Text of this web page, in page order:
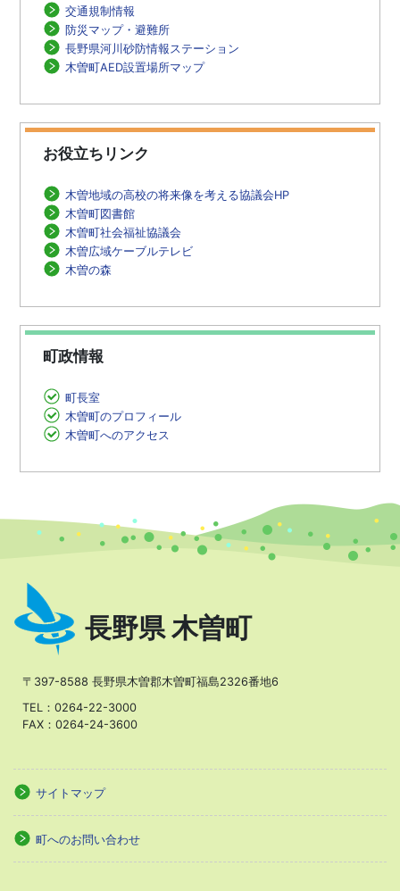
交通規制情報
防災マップ・避難所
長野県河川砂防情報ステーション
木曽町AED設置場所マップ
お役立ちリンク
木曽地域の高校の将来像を考える協議会HP
木曽町図書館
木曽町社会福祉協議会
木曽広域ケーブルテレビ
木曽の森
町政情報
町長室
木曽町のプロフィール
木曽町へのアクセス
長野県 木曽町
〒397-8588 長野県木曽郡木曽町福島2326番地6
TEL：0264-22-3000
FAX：0264-24-3600
サイトマップ
町へのお問い合わせ